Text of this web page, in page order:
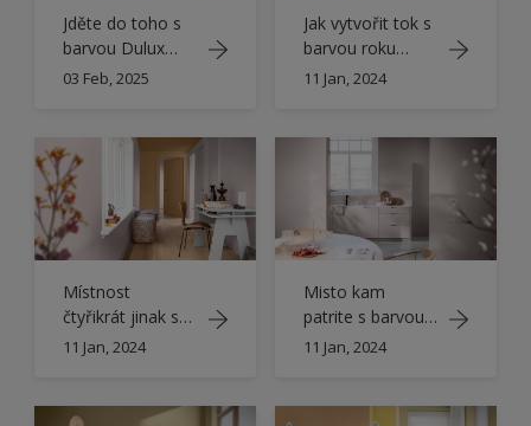
Jděte do toho s
barvou Dulux
roku 2025,
03 Feb, 2025
Jak vytvořit tok s
barvou roku
2024
11 Jan, 2024
Místnost
čtyřikrát jinak s
barvou roku
11 Jan, 2024
Misto kam
patrite s barvou
roku 2024
11 Jan, 2024